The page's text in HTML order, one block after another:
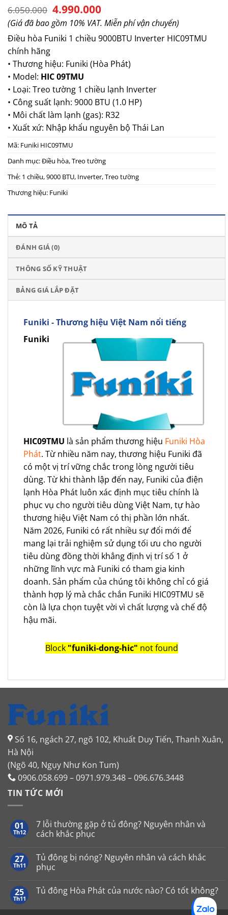
6.050.000 Giá
gốc
là:
6.050.000.
4.990.000Giá
hiện
tại
là:
(Giá đã bao gồm 10% VAT. Miễn phí vận chuyển)
Điều hòa Funiki 1 chiều 9000BTU Inverter HIC09TMU
chính hãng
• Thương hiệu: Funiki (Hòa Phát)
• Model: HIC 09TMU
• Loại: Treo tường 1 chiều lạnh Inverter
• Công suất lạnh: 9000 BTU (1.0 HP)
• Môi chất làm lạnh (gas): R32
• Xuất xứ: Nhập khẩu nguyên bộ Thái Lan
Mã: Funiki HIC09TMU
Danh mục:Điều hòa,Treo tường
Thẻ: 1 chiều,9000 BTU, Inverter,Treo tường
Thương hiệu: Funiki
MÔ TẢ
ĐÁNH GIÁ (0)
THÔNG SỐ KỸ THUẬT
BẢNG GIÁ LẮP ĐẶT
Funiki - Thương hiệu Việt Nam nổi tiếng
Funiki
HIC09TMU là sản phẩm thương hiệu Funiki Hòa
Phát. Từ nhiều năm nay, thương hiệu Funiki đã
có một vị trí vững chắc trong lòng người tiêu
dùng. Từ khi thành lập đến nay, Funiki của điện
lạnh Hòa Phát luôn xác định mục tiêu chính là
phục vụ cho người tiêu dùng Việt Nam, tự hào
thương hiệu Việt Nam có thị phần lớn nhất.
Năm 2026, Funiki có rất nhiều sự đổi mới để
mang lại trải nghiệm sử dụng tối ưu cho người
tiêu dùng đồng thời khẳng định vị trí số 1 ở
những lĩnh vực mà Funiki có tham gia kinh
doanh. Sản phẩm của chúng tôi không chỉ có giá
thành hợp lý mà chắc chắn Funiki HIC09TMU sẽ
còn là lựa chọn tuyệt vời vì chất lượng và chế độ
hậu mãi.
Block "funiki-dong-hic" not found
Số 16, ngách 27, ngõ 102, Khuất Duy Tiến, Thanh Xuân,
Hà Nội
(Ngõ 40, Ngụy Như Kon Tum)
0906.058.699 – 0971.979.348 – 096.676.3448
TIN TỨC MỚI
01
Th12
7 lỗi thường gặp ở tủ đông? Nguyên nhân và
cách khắc phục
bình
luận
ở
thường
tủ
27
Th11
Tủ đông bị nóng? Nguyên nhân và cách khắc
phục
bình
Tủ
25
Th11
Tủ đông Hòa Phát của nước nào? Có tốt không?
có